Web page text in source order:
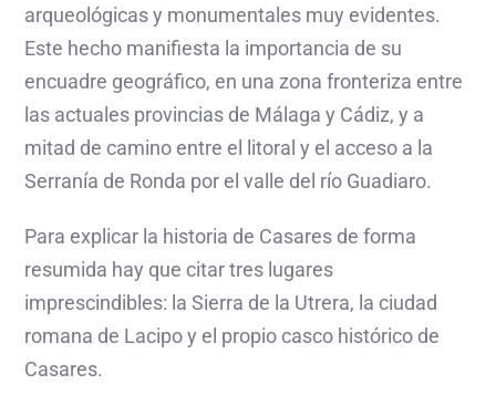
arqueológicas y monumentales muy evidentes.
Este hecho manifiesta la importancia de su
encuadre geográfico, en una zona fronteriza entre
las actuales provincias de Málaga y Cádiz, y a
mitad de camino entre el litoral y el acceso a la
Serranía de Ronda por el valle del río Guadiaro.
Para explicar la historia de Casares de forma
resumida hay que citar tres lugares
imprescindibles: la Sierra de la Utrera, la ciudad
romana de Lacipo y el propio casco histórico de
Casares.